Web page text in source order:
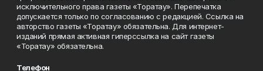
исключительного права газеты «Торатау». Перепечатка
допускается только по согласованию с редакцией. Ссылка на
авторство газеты «Торатау» обязательна. Для интернет-
изданий прямая активная гиперссылка на сайт газеты
«Торатау» обязательна.
Телефон